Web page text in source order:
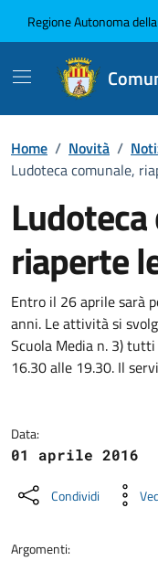
Regione Autonoma
Home / Novità /
Ludoteca comunale,
riaperte
Dettagli
Entro il 26 aprile sarà
anni. Le attività si
Scuola Media n. 3)
16.30 alle 19.30. Il
Data:
01 aprile 2016
Condividi
Argomenti: